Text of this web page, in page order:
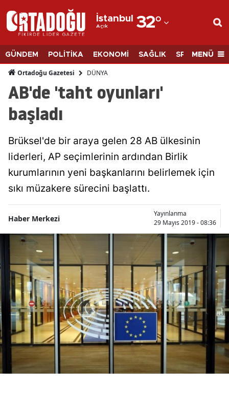
İstanbul
Açık 32°
Adana
Adıyaman
Afyonkarahisar
Ağrı
Ankara
Antalya
Artvin
Bitlis
Bolu
Burdur
Bursa
Çanakkale
GÜNDEM POLİTİKA EKONOMİ SAĞLIK SPORMENÜ
Ortadoğu Gazetesi DÜNYA
AB'de 'taht oyunları'
başladı
Brüksel'de bir araya gelen 28 AB ülkesinin
liderleri, AP seçimlerinin ardından Birlik
kurumlarının yeni başkanlarını belirlemek için
sıkı müzakere sürecini başlattı.
Haber Merkezi
Yayınlanma
29 Mayıs 2019 - 08:36